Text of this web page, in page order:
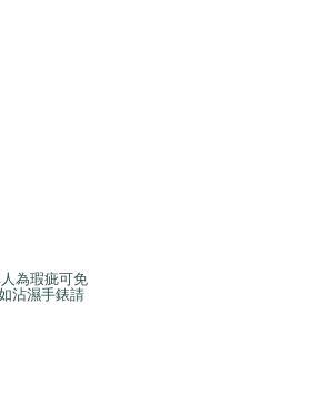
為瑕疵可免
沾濕手錶請